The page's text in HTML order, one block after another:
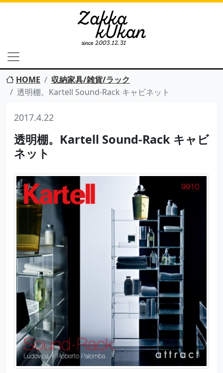
HOME
収納家具/雑貨/ラック
透明棚。Kartell Sound-Rack キャビネット
2017.4.22
透明棚。Kartell Sound-Rack キャビ
ネット